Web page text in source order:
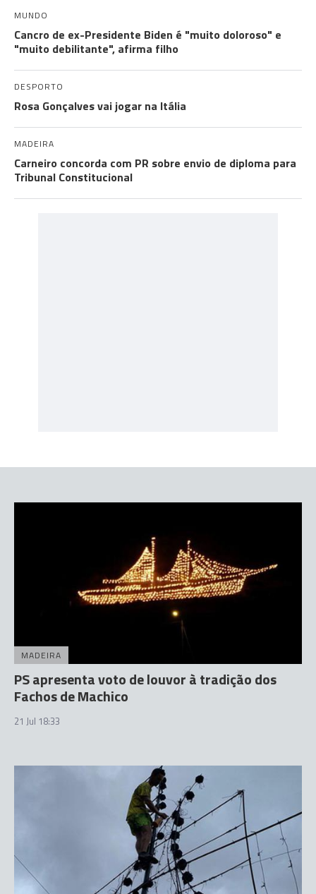
MUNDO
Cancro de ex-Presidente Biden é "muito doloroso" e
"muito debilitante", afirma filho
DESPORTO
Rosa Gonçalves vai jogar na Itália
MADEIRA
Carneiro concorda com PR sobre envio de diploma para
Tribunal Constitucional
MADEIRA
PS apresenta voto de louvor à tradição dos
Fachos de Machico
21 Jul 18:33